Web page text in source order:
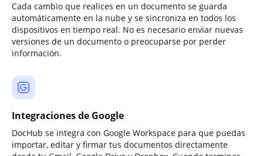
Cada cambio que realices en un documento se guarda
automáticamente en la nube y se sincroniza en todos los
dispositivos en tiempo real. No es necesario enviar nuevas
versiones de un documento o preocuparse por perder
información.
Integraciones de Google
DocHub se integra con Google Workspace para que puedas
importar, editar y firmar tus documentos directamente